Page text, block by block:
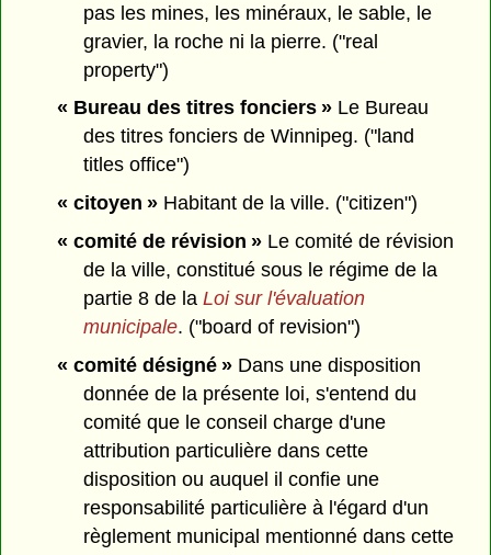
pas les mines, les minéraux, le sable, le
gravier, la roche ni la pierre. ("real
property")
« Bureau des titres fonciers »Le Bureau
des titres fonciers de Winnipeg. ("land
titles office")
« citoyen »Habitant de la ville. ("citizen")
« comité de révision »Le comité de révision
de la ville, constitué sous le régime de la
partie 8 de laLoi sur l'évaluation
municipale. ("board of revision")
« comité désigné »Dans une disposition
donnée de la présente loi, s'entend du
comité que le conseil charge d'une
attribution particulière dans cette
disposition ou auquel il confie une
responsabilité particulière à l'égard d'un
règlement municipal mentionné dans cette